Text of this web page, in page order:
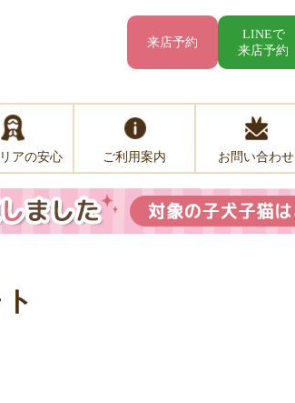
来店予約
LINEで
来店予約
アの安心 ご利用案内 お問い合わせ